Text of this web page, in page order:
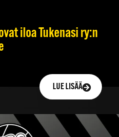
iloa Tukenasi ry:n
LUE LISÄÄ